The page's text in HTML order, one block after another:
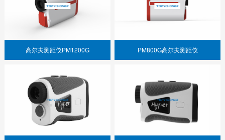
高尔夫测距仪PM1200G PM800G高尔夫测距仪